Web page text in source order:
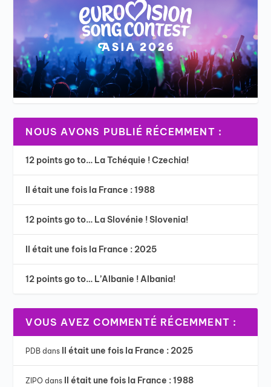
NOUS AVONS PUBLIÉ RÉCEMMENT :
12 points go to… La Tchéquie ! Czechia!
Il était une fois la France : 1988
12 points go to… La Slovénie ! Slovenia!
Il était une fois la France : 2025
12 points go to… L’Albanie ! Albania!
VOUS AVEZ COMMENTÉ RÉCEMMENT :
PDB dans Il était une fois la France : 2025
ZIPO dans Il était une fois la France : 1988